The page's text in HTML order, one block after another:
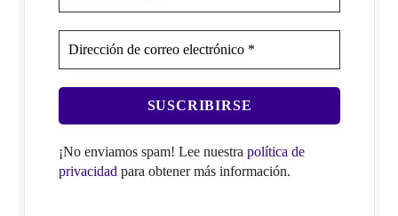
¡No enviamos spam! Lee nuestra política de
privacidadpara obtener más información.